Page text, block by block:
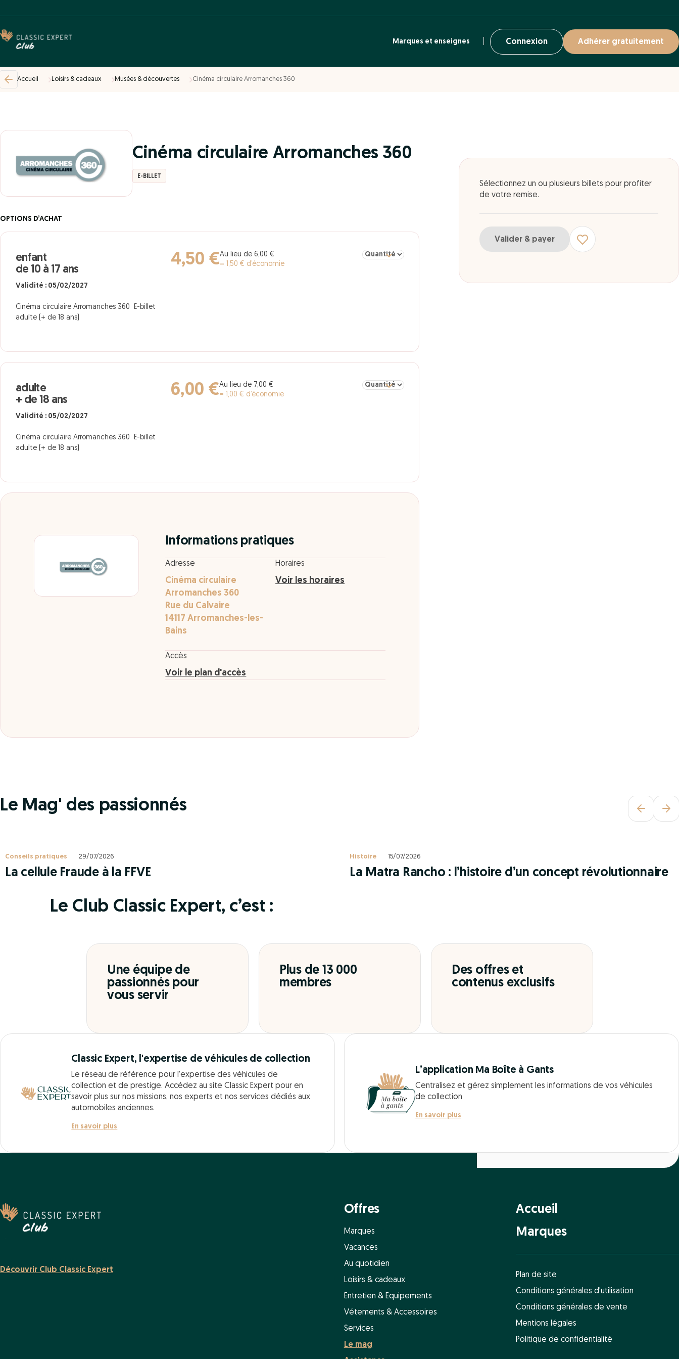
Marques et enseignes Connexion Adhérer gratuitement
Accueil Loisirs & cadeaux Musées & découvertes Cinéma circulaire Arromanches 360
Cinéma circulaire Arromanches 360
E-BILLET
OPTIONS D’ACHAT
enfant
de 10 à 17 ans
Validité : 05/02/2027
Cinéma circulaire Arromanches 360 E-billet
adulte (+ de 18 ans)
4,50 €Au lieu de 6,00 €
= 1,50 € d’économie
Sélectionner la quantité pour enfant de 10 à 17 ans
adulte
+ de 18 ans
Validité : 05/02/2027
Cinéma circulaire Arromanches 360 E-billet
adulte (+ de 18 ans)
6,00 €Au lieu de 7,00 €
= 1,00 € d’économie
Sélectionner la quantité pour adulte + de 18 ans
Informations pratiques
Adresse
Cinéma circulaire
Arromanches 360
Rue du Calvaire
14117 Arromanches-les-
Bains
Horaires
Voir les horaires
Accès
Voir le plan d'accès
Sélectionnez un ou plusieurs billets pour profiter
de votre remise.
Valider & payer
Le Mag' des passionnés
Conseils pratiques 29/07/2026
La cellule Fraude à la FFVE
Histoire 15/07/2026
La Matra Rancho : l’histoire d’un concept révolutionnaire
Le Club Classic Expert, c’est :
Une équipe de
passionnés pour
vous servir
Plus de 13 000
membres
Des offres et
contenus exclusifs
Classic Expert, l'expertise de véhicules de collection
Le réseau de référence pour l’expertise des véhicules de
collection et de prestige. Accédez au site Classic Expert pour en
savoir plus sur nos missions, nos experts et nos services dédiés aux
automobiles anciennes.
En savoir plus
L’application Ma Boîte à Gants
Centralisez et gérez simplement les informations de vos véhicules
de collection
En savoir plus
Découvrir Club Classic Expert
Offres
Marques
Vacances
Au quotidien
Loisirs & cadeaux
Entretien & Equipements
Vétements & Accessoires
Services
Le mag
Accueil
Marques
Plan de site
Conditions générales d'utilisation
Conditions générales de vente
Mentions légales
Politique de confidentialité